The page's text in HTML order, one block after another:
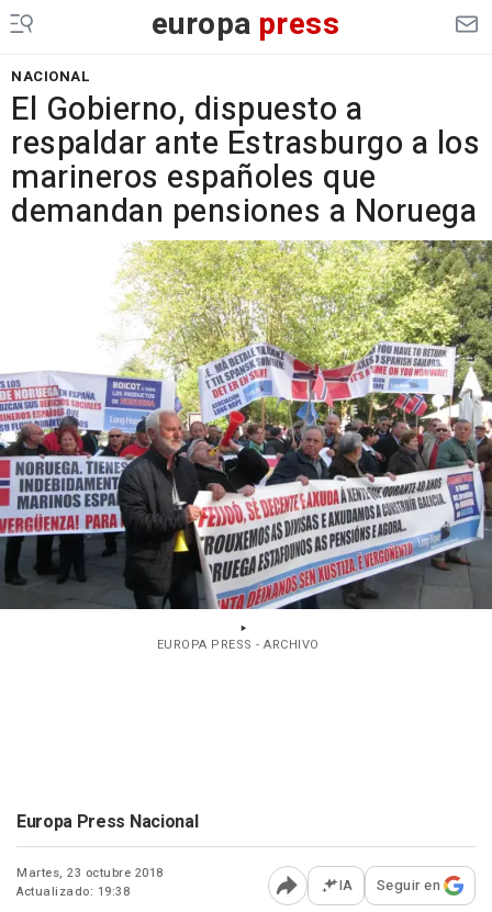
europa press
NACIONAL
El Gobierno, dispuesto a
respaldar ante Estrasburgo a los
marineros españoles que
demandan pensiones a Noruega
EUROPA PRESS - ARCHIVO
Europa Press Nacional
Martes, 23 octubre 2018
Actualizado: 19:38
Abrir opciones para
IA Seguir en